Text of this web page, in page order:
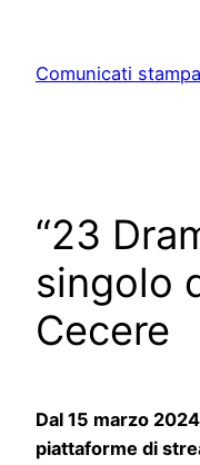
content
Comunicati
“23
singolo
Cecere
Dal 15 marzo
piattaforme di